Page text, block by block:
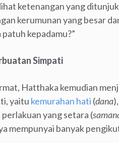
ketenangan yang
kerumunan yang besar
kepadamu?”
Simpati
Hatthaka kemudian
yaitu kemurahan hati (dana
perlakuan yang setara (
mempunyai banyak